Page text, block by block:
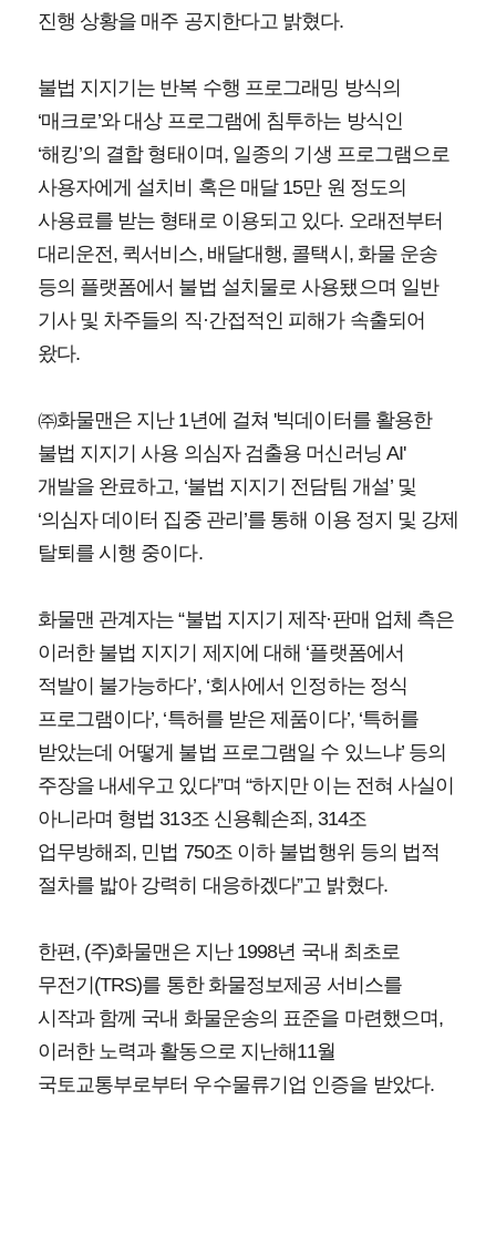
진행 상황을 매주 공지한다고 밝혔다.
불법 지지기는 반복 수행 프로그래밍 방식의
‘매크로’와 대상 프로그램에 침투하는 방식인
‘해킹’의 결합 형태이며, 일종의 기생 프로그램으로
사용자에게 설치비 혹은 매달 15만 원 정도의
사용료를 받는 형태로 이용되고 있다. 오래전부터
대리운전, 퀵서비스, 배달대행, 콜택시, 화물 운송
등의 플랫폼에서 불법 설치물로 사용됐으며 일반
기사 및 차주들의 직·간접적인 피해가 속출되어
왔다.
㈜화물맨은 지난 1년에 걸쳐 '빅데이터를 활용한
불법 지지기 사용 의심자 검출용 머신러닝 AI'
개발을 완료하고, ‘불법 지지기 전담팀 개설’ 및
‘의심자 데이터 집중 관리’를 통해 이용 정지 및 강제
탈퇴를 시행 중이다.
화물맨 관계자는 “불법 지지기 제작·판매 업체 측은
이러한 불법 지지기 제지에 대해 ‘플랫폼에서
적발이 불가능하다’, ‘회사에서 인정하는 정식
프로그램이다’, ‘특허를 받은 제품이다’, ‘특허를
받았는데 어떻게 불법 프로그램일 수 있느냐’ 등의
주장을 내세우고 있다”며 “하지만 이는 전혀 사실이
아니라며 형법 313조 신용훼손죄, 314조
업무방해죄, 민법 750조 이하 불법행위 등의 법적
절차를 밟아 강력히 대응하겠다”고 밝혔다.
한편, (주)화물맨은 지난 1998년 국내 최초로
무전기(TRS)를 통한 화물정보제공 서비스를
시작과 함께 국내 화물운송의 표준을 마련했으며,
이러한 노력과 활동으로 지난해11월
국토교통부로부터 우수물류기업 인증을 받았다.